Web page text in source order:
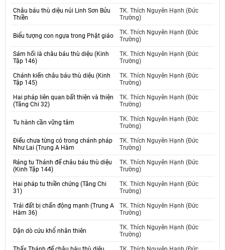
Châu báu thù diệu núi Linh Sơn Bửu
Thiền
TK. Thích Nguyên Hạnh (Đức
Trường)
Biểu tượng con ngựa trong Phật giáo
TK. Thích Nguyên Hạnh (Đức
Trường)
Sám hối là châu báu thù diệu (Kinh
Tập 146)
TK. Thích Nguyên Hạnh (Đức
Trường)
Chánh kiến châu báu thù diệu (Kinh
Tập 145)
TK. Thích Nguyên Hạnh (Đức
Trường)
Hai pháp liên quan bất thiện và thiện
(Tăng Chi 32)
TK. Thích Nguyên Hạnh (Đức
Trường)
Tu hành cần vững tâm
TK. Thích Nguyên Hạnh (Đức
Trường)
Điếu chưa từng có trong chánh pháp
Như Lai (Trung A Hàm
TK. Thích Nguyên Hạnh (Đức
Trường)
Ráng tu Thánh đế châu báu thù diệu
(Kinh Tập 144)
TK. Thích Nguyên Hạnh (Đức
Trường)
Hai pháp tu thiền chứng (Tăng Chi
31)
TK. Thích Nguyên Hạnh (Đức
Trường)
Trái đất bị chấn động mạnh (Trung A
Hàm 36)
TK. Thích Nguyên Hạnh (Đức
Trường)
Dặn dò cứu khổ nhân thiên
TK. Thích Nguyên Hạnh (Đức
Trường)